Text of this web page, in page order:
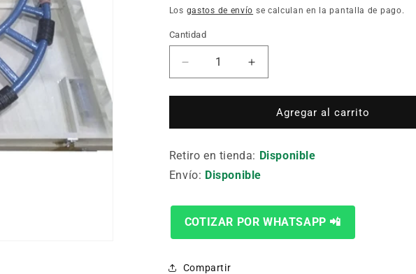
habitual
Los gastos de envío se calculan en la pantalla de pago.
Cantidad
Cantidad
Reducir
cantidad
para
EXTERIOR
900MM
0.01MM
Aumentar
cantidad
para
MICROMETRO
EXTERIOR
900MM
0.01MM
Agregar al carrito
Retiro en tienda: Disponible
Envío: Disponible
COTIZAR POR WHATSAPP 📲
Compartir